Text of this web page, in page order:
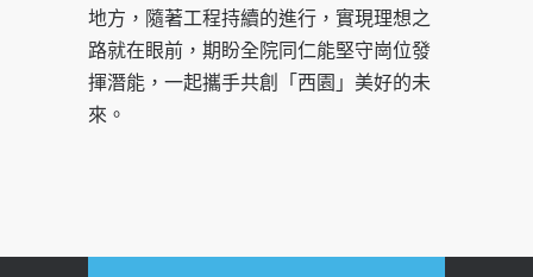
地方，隨著工程持續的進行，實現理想之
路就在眼前，期盼全院同仁能堅守崗位發
揮潛能，一起攜手共創「西園」美好的未
來。